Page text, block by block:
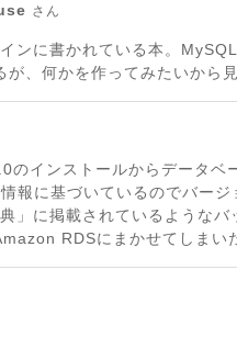
さん
ンに書かれている本。
が、何かを作ってみたいから
のインストールからデータベ
報に基づいているのでバー
」に掲載されているような
RDSにまかせてしまい